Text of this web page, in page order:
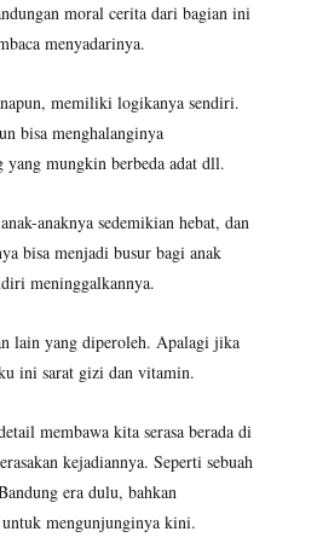
moral cerita dari bagian ini
menyadarinya.
memiliki logikanya sendiri.
bisa menghalanginya
yang mungkin berbeda adat dll.
anaknya sedemikian hebat, dan
bisa menjadi busur bagi anak
meninggalkannya.
lain yang diperoleh. Apalagi jika
ini sarat gizi dan vitamin.
membawa kita serasa berada di
kejadiannya. Seperti sebuah
era dulu, bahkan
mengunjunginya kini.